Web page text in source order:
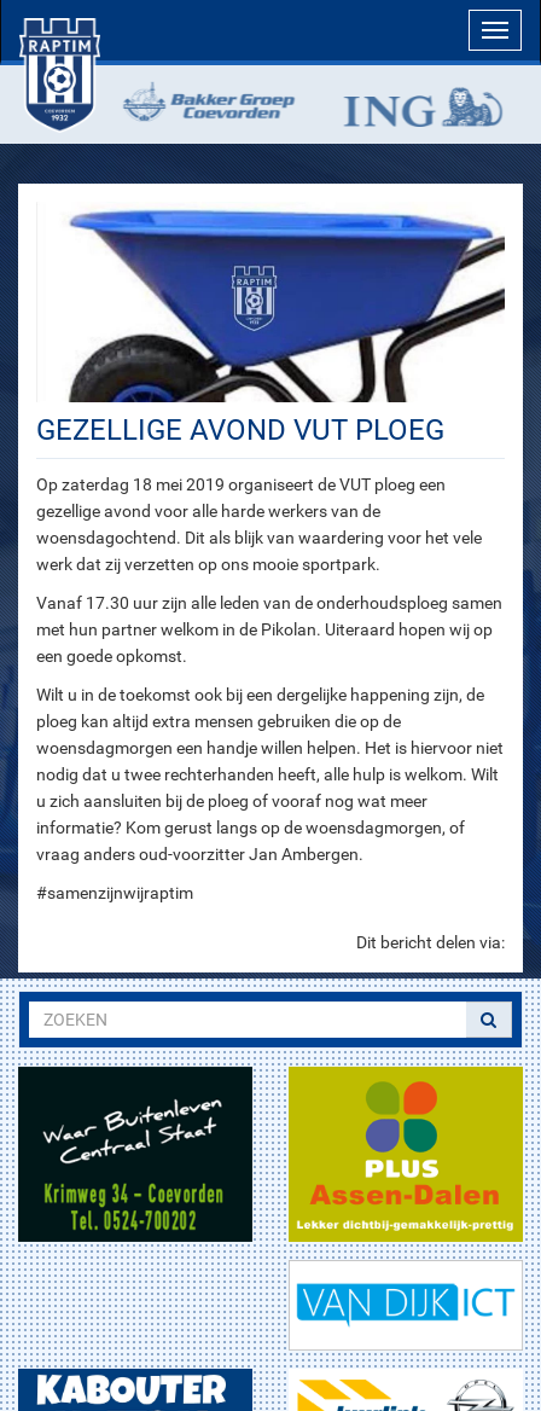
GEZELLIGE AVOND VUT PLOEG
Op zaterdag 18 mei 2019 organiseert de VUT ploeg een
gezellige avond voor alle harde werkers van de
woensdagochtend. Dit als blijk van waardering voor het vele
werk dat zij verzetten op ons mooie sportpark.
Vanaf 17.30 uur zijn alle leden van de onderhoudsploeg samen
met hun partner welkom in de Pikolan. Uiteraard hopen wij op
een goede opkomst.
Wilt u in de toekomst ook bij een dergelijke happening zijn, de
ploeg kan altijd extra mensen gebruiken die op de
woensdagmorgen een handje willen helpen. Het is hiervoor niet
nodig dat u twee rechterhanden heeft, alle hulp is welkom. Wilt
u zich aansluiten bij de ploeg of vooraf nog wat meer
informatie? Kom gerust langs op de woensdagmorgen, of
vraag anders oud-voorzitter Jan Ambergen.
#samenzijnwijraptim
Dit bericht delen via: